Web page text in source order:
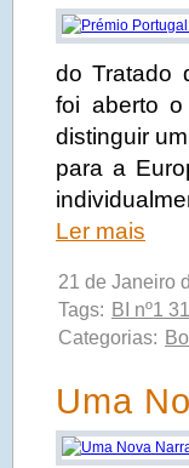
do Tratado
foi aberto
distinguir
para a
Ler mais
21 de Janeiro
Tags: BI nº1
Categorias:
Uma